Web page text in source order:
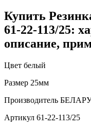
Купить
61-22-113/25:
описание,
Цвет белый
Размер 25мм
Производитель
Артикул 61-22-113/25